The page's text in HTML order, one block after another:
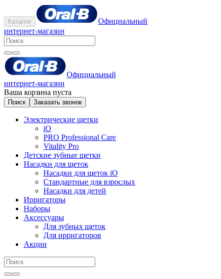
Каталог
Официальный
интернет-магазин
Официальный
интернет-магазин
Ваша корзина пуста
Поиск Заказать звонок
Электрические щетки
iO
PRO Professional Care
Vitality Pro
Детские зубные щетки
Насадки для щеток
Насадки для щеток iO
Стандартные для взрослых
Насадки для детей
Ирригаторы
Наборы
Аксессуары
Для зубных щеток
Для ирригаторов
Акции